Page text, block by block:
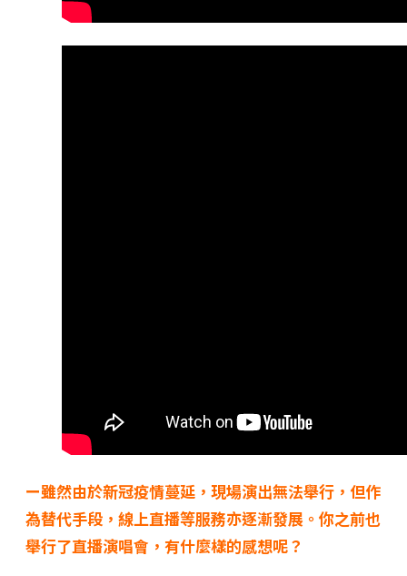
ー雖然由於新冠疫情蔓延，現場演出無法舉行，但作
為替代手段，線上直播等服務亦逐漸發展。你之前也
舉行了直播演唱會，有什麼樣的感想呢？